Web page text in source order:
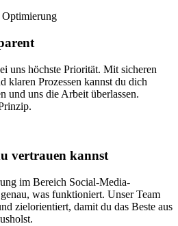
uns höchste Priorität. Mit sicheren
klaren Prozessen kannst du dich
und uns die Arbeit überlassen.
vertrauen kannst
im Bereich Social-Media-
was funktioniert. Unser Team
zielorientiert, damit du das Beste aus